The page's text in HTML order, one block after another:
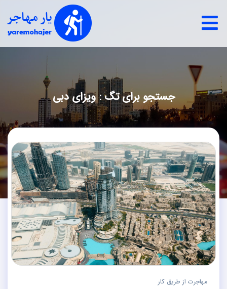
جستجو برای تگ : ویزای دبی
مهاجرت از طریق کار